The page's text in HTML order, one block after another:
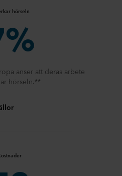
hörseln
anser att deras arbete
hörseln.**